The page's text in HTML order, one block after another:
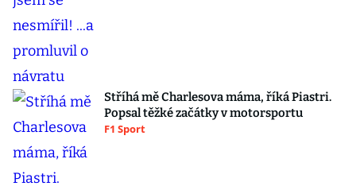
Stříhá mě Charlesova máma, říká Piastri.
Popsal těžké začátky v motorsportu
F1 Sport